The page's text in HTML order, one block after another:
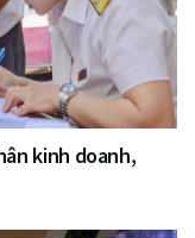
kinh doanh,